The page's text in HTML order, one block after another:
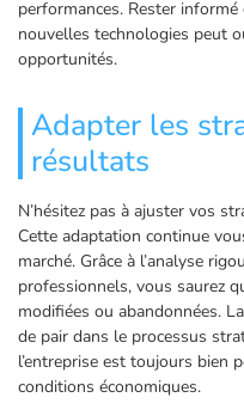
performances. Rester
nouvelles technologies peut
opportunités.
Adapter les
résultats
N’hésitez pas à ajuster vos
Cette adaptation continue
marché. Grâce à l’analyse
professionnels, vous saurez
modifiées ou abandonnées.
de pair dans le processus
l’entreprise est toujours bien
conditions économiques.